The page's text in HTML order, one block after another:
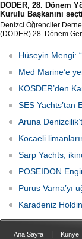
DÖDER, 28. Dönem
Kurulu Başkanını
Denizci Öğrenciler
(DÖDER) 28. Dönem
Sanayicileri Birliği
sahipliğinde
Hüseyin Mengi:
Med Marine’e
KOSDER’den
SES Yachts’tan
Aruna
Kocaeli
Sarp Yachts,
POSEIDON
Purus Varna’yı
Karadeniz
Ana Sayfa Künye